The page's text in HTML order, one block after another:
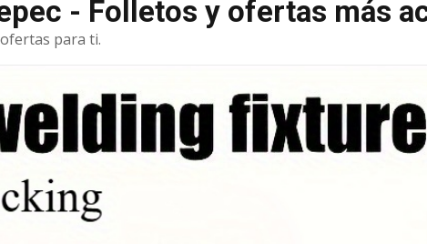
- Folletos y ofertas más
para ti.